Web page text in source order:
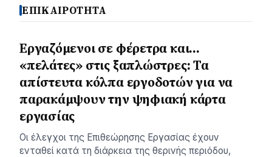
ΕΠΙΚΑΙΡΟΤΗΤΑ
Εργαζόμενοι σε φέρετρα και…
«πελάτες» στις ξαπλώστρες: Τα
απίστευτα κόλπα εργοδοτών για να
παρακάμψουν την ψηφιακή κάρτα
εργασίας
Οι έλεγχοι της Επιθεώρησης Εργασίας έχουν
ενταθεί κατά τη διάρκεια της θερινής περιόδου,